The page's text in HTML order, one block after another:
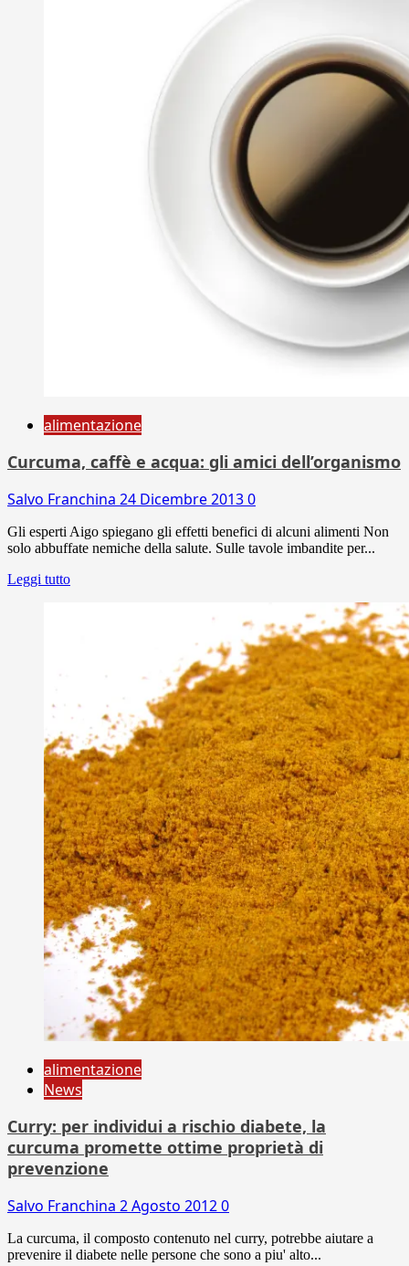
alimentazione
Curcuma, caffè e acqua: gli amici dell’organismo
Salvo Franchina 24 Dicembre 20130
Gli esperti Aigo spiegano gli effetti benefici di alcuni alimenti Non
solo abbuffate nemiche della salute. Sulle tavole imbandite per...
Leggi tutto
alimentazione
News
Curry: per individui a rischio diabete, la
curcuma promette ottime proprietà di
prevenzione
Salvo Franchina 2 Agosto 20120
La curcuma, il composto contenuto nel curry, potrebbe aiutare a
prevenire il diabete nelle persone che sono a piu' alto...